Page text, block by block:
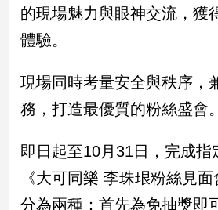
兩
岸/
國
社
會/
地
新
冠
的現場魅力與眼神交流，獲
體驗。
現場同時考量安全與秩序，
務，打造最優質的粉絲盛會。
即日起至10月31日，完成指
《大可同樂 李珠珢粉絲見
分為兩種：首先為免抽獎即